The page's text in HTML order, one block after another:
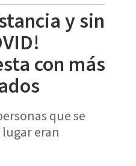
y sin
con más
que se
eran